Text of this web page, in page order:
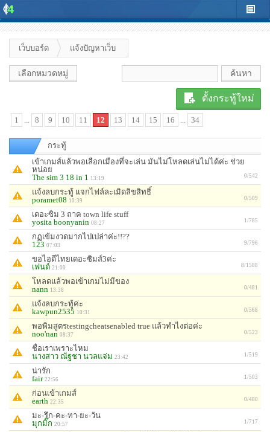
เว็บบอร์ด แจ้งปัญหาเว็บ
เลือกหมวดหมู่
ตั้งกระทู้ใหม่
1 8 9 10 11 12 13 14 15 16 34
กระทู้
เข้าเกมส์แล้วพอเลือกเมืองที่จะเล่น มันไม่โหลดเล่นไม่ได้ค่ะ ช่วย
หน่อย
The sim 3 18 in 1
13:19 0/542
แจ้งลบกระทู้ แจกไฟล์ละเมิดลิขสิทธิ์
poramet08 10:39 0/509
เดอะซิม 3 ถาค town life stuff
yosita boonyanin 08:27 1/785
กฏเข้มงวดมากไปเปล่าค่ะ!!??
123 07:03 9/796
ขอไอดีไทยเดอะซิมส์3ค่ะ
เฟนด์ 21:00 8/1588
โหลดแล้วพอเข้าเกมไม่มีของ
nann 13:38 0/481
แจ้งลบกระทู้ค่ะ
kawpun2535 10:31 0/568
พอพิมสูตรtestingcheatsenabled true แล้วทำไงต่อค่ะ
noo'nan 08:37 0/523
ชื่อเราเพราะไหม
นางสาว ณัฐชา นวลแจ่ม 23:42 1/519
น่ารัก
fair 22:56 1/503
ก่อนเข้าเกมส์
earth 22:35 0/480
มะ-รึก-คะ-ทา-ยะ-วัน
มุกมิ๊ก 20:57 1/717